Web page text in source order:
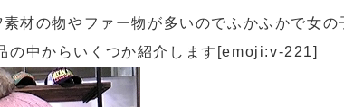
素材の物やファー物が多いのでふかふかで女
の中からいくつか紹介します[emoji:v-221]